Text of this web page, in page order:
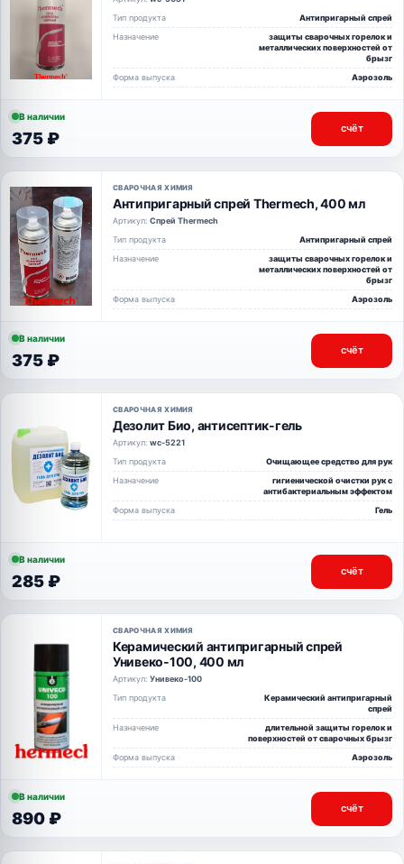
Тип продукта
Антипригарный спрей
Назначение
защиты сварочных горелок и
металлических поверхностей от
брызг
Форма выпуска
Аэрозоль
В наличии
375 ₽
счёт
СВАРОЧНАЯ ХИМИЯ
Антипригарный спрей Thermech, 400 мл
Артикул: Спрей Thermech
Тип продукта
Антипригарный спрей
Назначение
защиты сварочных горелок и
металлических поверхностей от
брызг
Форма выпуска
Аэрозоль
В наличии
375 ₽
счёт
СВАРОЧНАЯ ХИМИЯ
Дезолит Био, антисептик-гель
Артикул: wc-5221
Тип продукта
Очищающее средство для рук
Назначение
гигиенической очистки рук с
антибактериальным эффектом
Форма выпуска
Гель
В наличии
285 ₽
счёт
СВАРОЧНАЯ ХИМИЯ
Керамический антипригарный спрей
Унивеко-100, 400 мл
Артикул: Унивеко-100
Тип продукта
Керамический антипригарный
спрей
Назначение
длительной защиты горелок и
поверхностей от сварочных брызг
Форма выпуска
Аэрозоль
В наличии
890 ₽
счёт